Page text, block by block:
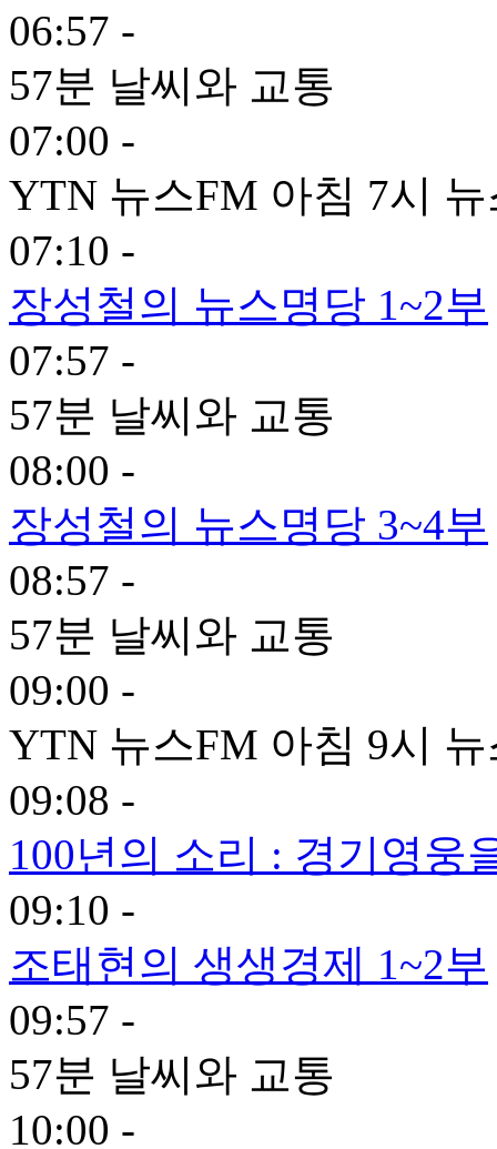
06:57 -
57분 날씨와 교통
07:00 -
YTN 뉴스FM 아침 7시 뉴
07:10 -
장성철의 뉴스명당 1~2부
07:57 -
57분 날씨와 교통
08:00 -
장성철의 뉴스명당 3~4부
08:57 -
57분 날씨와 교통
09:00 -
YTN 뉴스FM 아침 9시 뉴
09:08 -
100년의 소리 : 경기영웅
09:10 -
조태현의 생생경제 1~2부
09:57 -
57분 날씨와 교통
10:00 -